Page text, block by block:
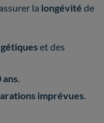
la longévité de
et des
ans.
imprévues.